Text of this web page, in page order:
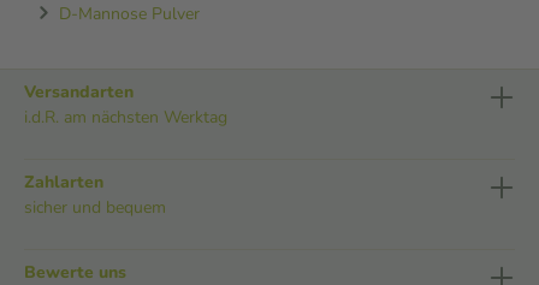
D-Mannose Pulver
Versandarten
i.d.R. am nächsten Werktag
Zahlarten
sicher und bequem
Bewerte uns